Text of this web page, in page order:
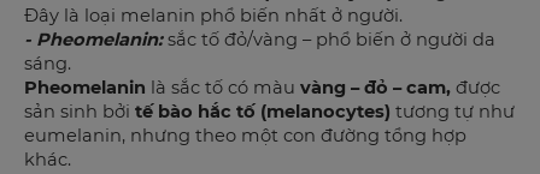
Đây là loại melanin phổ biến nhất ở người.
- Pheomelanin: sắc tố đỏ/vàng – phổ biến ở người da
sáng.
Pheomelanin là sắc tố có màu vàng – đỏ – cam, được
sản sinh bởi tế bào hắc tố (melanocytes) tương tự như
eumelanin, nhưng theo một con đường tổng hợp
khác.